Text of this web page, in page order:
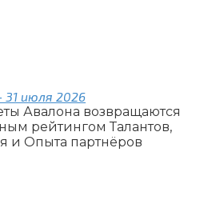
31 июля 2026
Авалона возвращаются
рейтингом Талантов,
и Опыта партнёров